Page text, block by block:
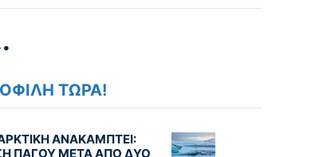
ΤΩΡΑ!
ΑΝΑΚΑΜΠΤΕΙ:
ΠΑΓΟΥ ΜΕΤΑ ΑΠΟ ΔΥΟ